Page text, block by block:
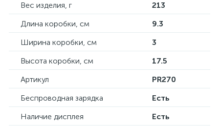
Вес изделия, г
213
Длина коробки, см
9.3
Ширина коробки, см
3
Высота коробки, см
17.5
Артикул
PR270
Беспроводная зарядка
Есть
Наличие дисплея
Есть